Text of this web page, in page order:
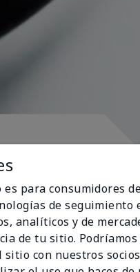
es para consumidores
de
analíticos y de
de tu sitio.
sitio con nuestros